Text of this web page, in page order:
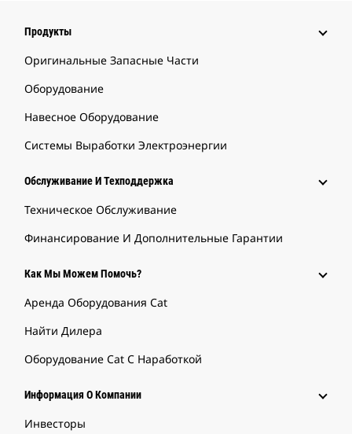
Продукты
Оригинальные Запасные Части
Оборудование
Навесное Оборудование
Системы Выработки Электроэнергии
Обслуживание И Техподдержка
Техническое Обслуживание
Финансирование И Дополнительные Гарантии
Как Мы Можем Помочь?
Аренда Оборудования Cat
Найти Дилера
Оборудование Cat С Наработкой
Информация О Компании
Инвесторы